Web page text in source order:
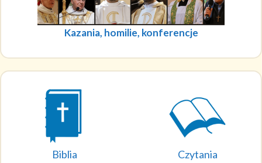
Kazania, homilie, konferencje
Biblia Czytania